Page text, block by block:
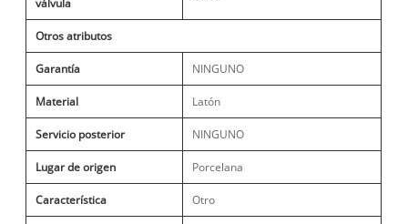
válvula
Otros atributos
Garantía NINGUNO
Material Latón
Servicio posterior NINGUNO
Lugar de origen Porcelana
Característica Otro